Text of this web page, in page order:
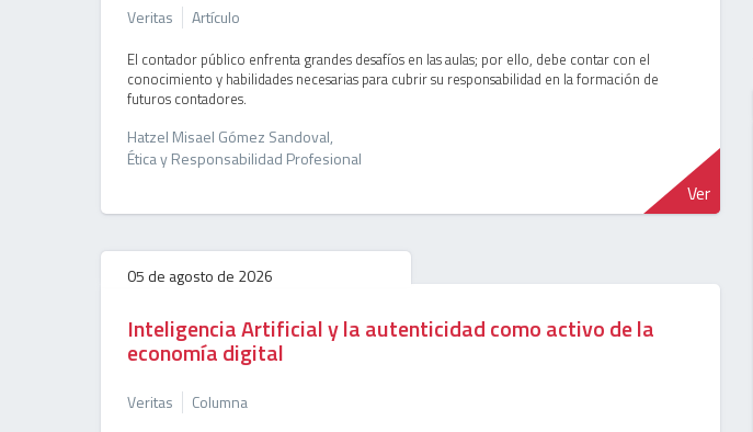
Veritas Artículo
El contador público enfrenta grandes desafíos en las aulas; por ello, debe contar con el
conocimiento y habilidades necesarias para cubrir su responsabilidad en la formación de
futuros contadores.
Hatzel Misael Gómez Sandoval,
Ética y Responsabilidad Profesional
Ver
05 de agosto de 2026
Inteligencia Artificial y la autenticidad como activo de la
economía digital
Veritas Columna